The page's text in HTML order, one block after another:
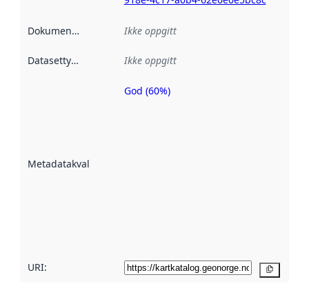
Dokumentasjon Ikke oppgitt
Datasettype Ikke oppgitt
Metadatakvalitet
Metadatakvalitet
God (60%)
URI: